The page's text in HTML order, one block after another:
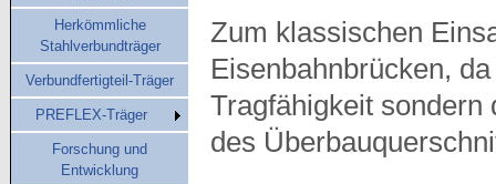
Herkömmliche
Stahlverbundträger
Verbundfertigteil-Träger
PREFLEX-Träger
Forschung und
Entwicklung
Zum klassischen
Eisenbahnbrücken,
Tragfähigkeit sondern
des